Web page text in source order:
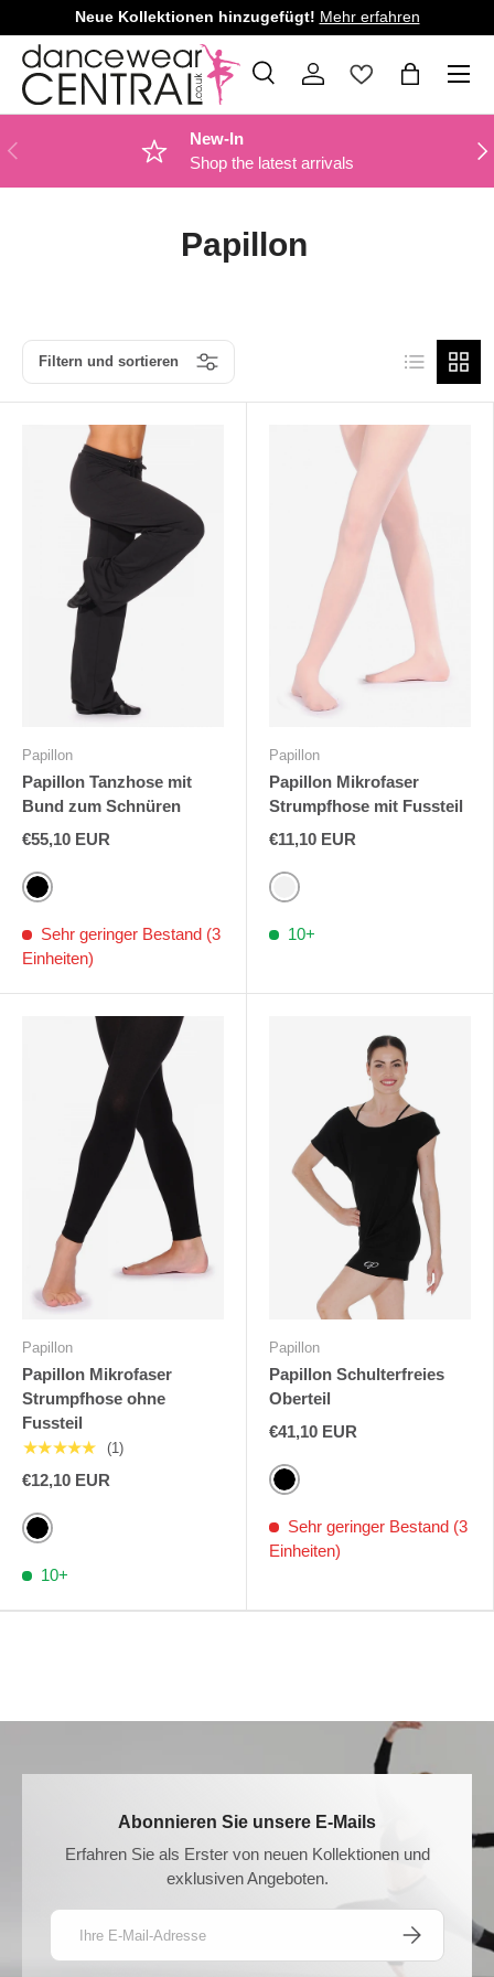
DIREKT ZUM INHALT
Neue Kollektionen hinzugefügt! Mehr erfahren
Suchen
Art
SucheEinloggen
VORHERIGE
New-In
Shop the latest arrivals
Papillon
Filtern und sortieren Produktliste
Papillon
Papillon Tanzhose mit
Bund zum Schnüren
€55,10 EUR
Schwarz
Sehr geringer Bestand (3
Einheiten)
Papillon
Papillon Mikrofaser
Strumpfhose mit Fussteil
€11,10 EUR
Rosa
10+
Papillon
Papillon Mikrofaser
Strumpfhose ohne
Fussteil
★★★★★ (1)
€12,10 EUR
Schwarz
10+
Papillon
Papillon Schulterfreies
Oberteil
€41,10 EUR
Schwarz
Sehr geringer Bestand (3
Einheiten)
Abonnieren Sie unsere E-Mails
Erfahren Sie als Erster von neuen Kollektionen und
exklusiven Angeboten.
E-Mail
ABONNIEREN